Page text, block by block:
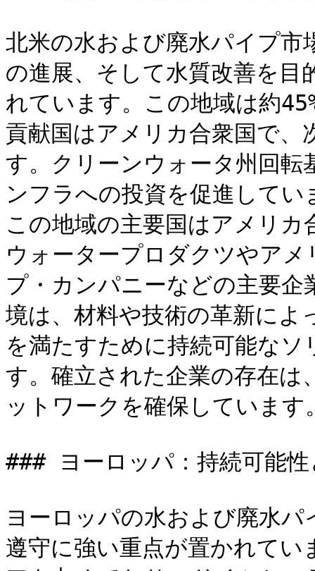
北米の水および廃水パイプ市
の進展、そして水質改善を目
れています。この地域は約
貢献国はアメリカ合衆国で、
す。クリーンウォータ州回
ンフラへの投資を促進してい
この地域の主要国はアメリ
ウォータープロダクツやア
プ・カンパニーなどの主要
境は、材料や技術の革新によ
を満たすために持続可能な
す。確立された企業の存在は
ットワークを確保しています
### ヨーロッパ：持続可能性
ヨーロッパの水および廃水パ
遵守に強い重点が置かれてい